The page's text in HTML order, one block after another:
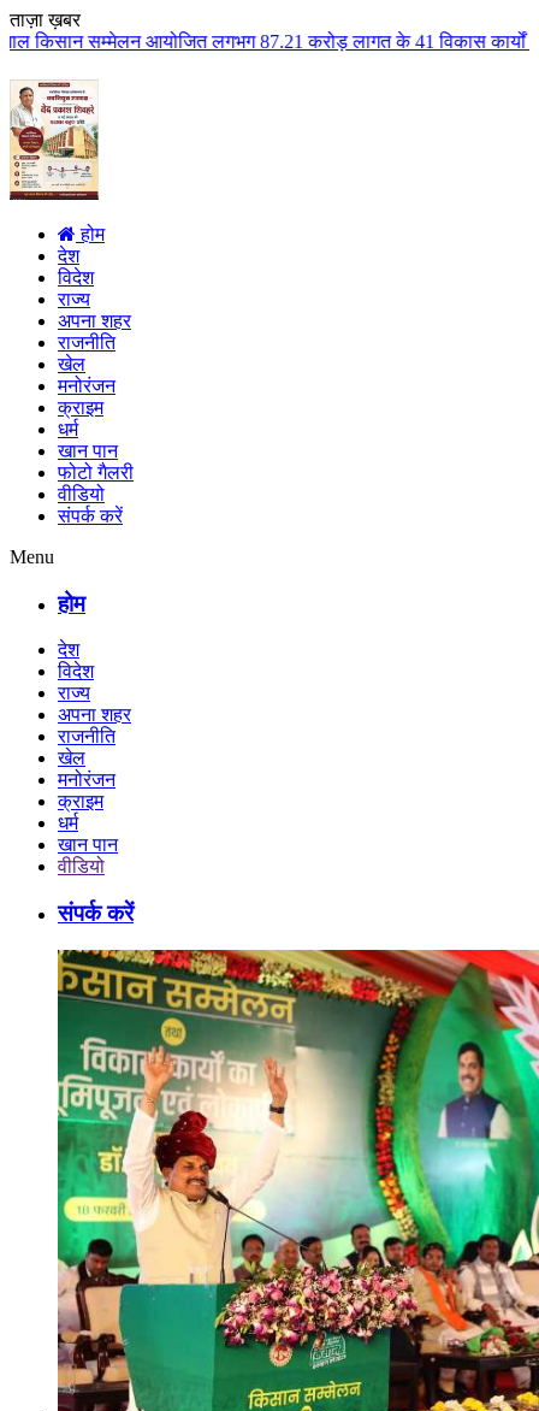
ताज़ा ख़बर
87.21 करोड़ लागत के 41 विकास कार्यों का किया लोकार्पण
होम
देश
विदेश
राज्य
अपना शहर
राजनीति
खेल
मनोरंजन
क्राइम
धर्म
खान पान
फोटो गैलरी
वीडियो
संपर्क करें
Menu
होम
देश
विदेश
राज्य
अपना शहर
राजनीति
खेल
मनोरंजन
क्राइम
धर्म
खान पान
वीडियो
संपर्क करें